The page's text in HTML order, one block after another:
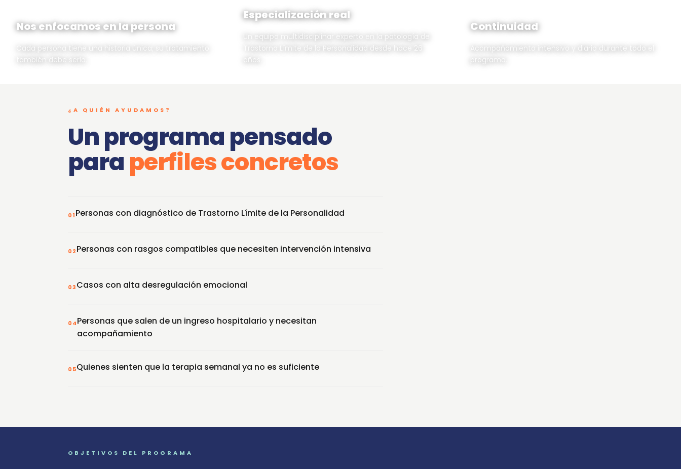
Nos enfocamos en la persona
Cada persona tiene una historia única; su tratamiento
también debe serlo.
Especialización real
Un equipo multidisciplinar experto en la patología de
Trastorno Límite de la Personalidad desde hace 26
años.
Continuidad
Acompañamiento intensivo y diario durante todo el
programa.
¿A QUIÉN AYUDAMOS?
Un programa pensado
para perfiles concretos
01Personas con diagnóstico de Trastorno Límite de la Personalidad
02Personas con rasgos compatibles que necesiten intervención intensiva
03Casos con alta desregulación emocional
04Personas que salen de un ingreso hospitalario y necesitan
acompañamiento
05Quienes sienten que la terapia semanal ya no es suficiente
OBJETIVOS DEL PROGRAMA